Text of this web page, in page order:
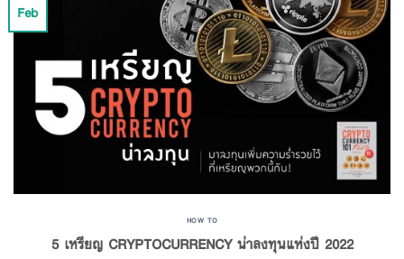
Feb
HOW TO
5 เหรียญ CRYPTOCURRENCY น่าลงทุนแห่งปี 2022